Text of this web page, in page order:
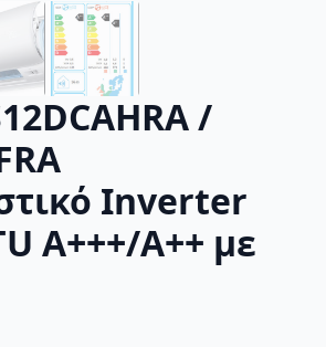
/
Inverter
A+++/A++ με